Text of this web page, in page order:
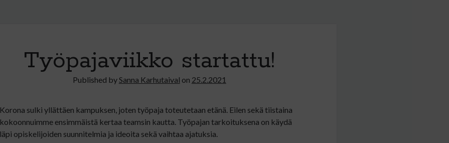
Työpajaviikko startattu!
Published bySanna Karhutaival on 25.2.2021
Korona sulki yllättäen kampuksen, joten työpaja toteutetaan etänä. Eilen sekä tiistaina
kokoonnuimme ensimmäistä kertaa teamsin kautta. Työpajan tarkoituksena on käydä
läpi opiskelijoiden suunnitelmia ja ideoita sekä vaihtaa ajatuksia.